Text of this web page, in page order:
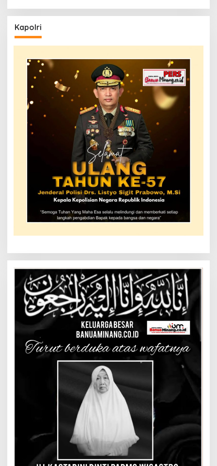
Kapolri